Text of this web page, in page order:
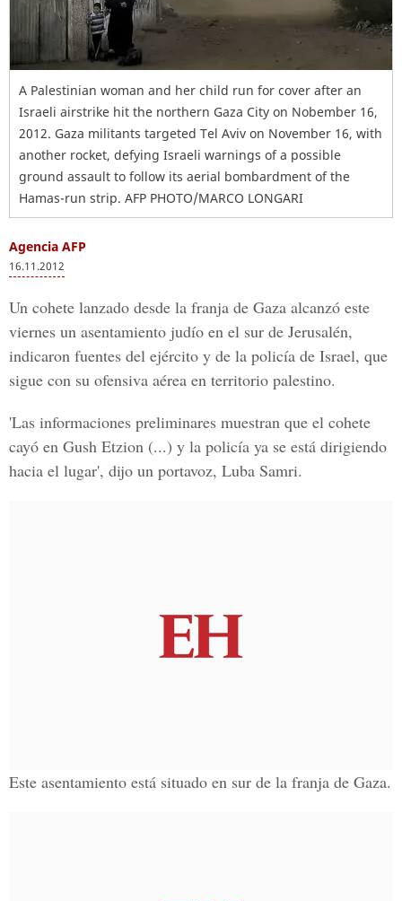
A Palestinian woman and her child run for cover after an
Israeli airstrike hit the northern Gaza City on Nobember 16,
2012. Gaza militants targeted Tel Aviv on November 16, with
another rocket, defying Israeli warnings of a possible
ground assault to follow its aerial bombardment of the
Hamas-run strip. AFP PHOTO/MARCO LONGARI
Agencia AFP
16.11.2012
Un cohete lanzado desde la franja de Gaza alcanzó este
viernes un asentamiento judío en el sur de Jerusalén,
indicaron fuentes del ejército y de la policía de Israel, que
sigue con su ofensiva aérea en territorio palestino.
'Las informaciones preliminares muestran que el cohete
cayó en Gush Etzion (...) y la policía ya se está dirigiendo
hacia el lugar', dijo un portavoz, Luba Samri.
Este asentamiento está situado en sur de la franja de Gaza.